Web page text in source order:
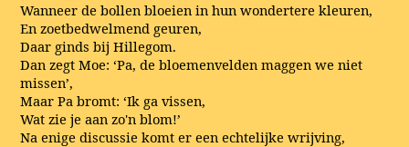
Wanneer de bollen bloeien in hun wondertere kleuren,
En zoetbedwelmend geuren,
Daar ginds bij Hillegom.
Dan zegt Moe: ‘Pa, de bloemenvelden maggen we niet
missen’,
Maar Pa bromt: ‘Ik ga vissen,
Wat zie je aan zo'n blom!’
Na enige discussie komt er een echtelijke wrijving,